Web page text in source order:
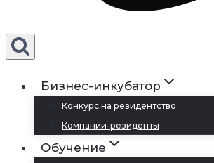
Бизнес-инкубатор
Конкурс на резидентство
Компании-резиденты
Обучение